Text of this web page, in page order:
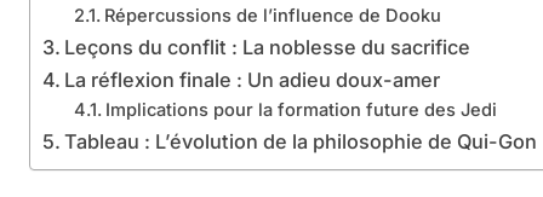
Répercussions de l’influence de Dooku
Leçons du conflit : La noblesse du sacrifice
La réflexion finale : Un adieu doux-amer
Implications pour la formation future des Jedi
Tableau : L’évolution de la philosophie de Qui-Gon